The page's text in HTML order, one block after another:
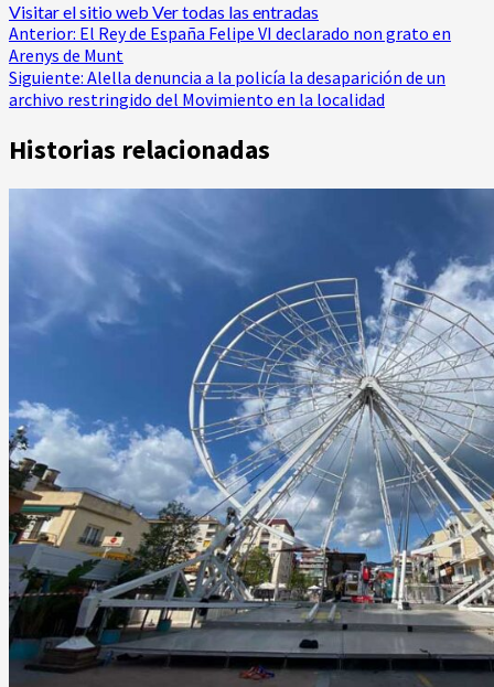
Visitar el sitio web Ver todas las entradas
Navegación
de
entradas
Anterior: El Rey de España Felipe VI declarado non grato en
Arenys de Munt
Siguiente: Alella denuncia a la policía la desaparición de un
archivo restringido del Movimiento en la localidad
Historias relacionadas